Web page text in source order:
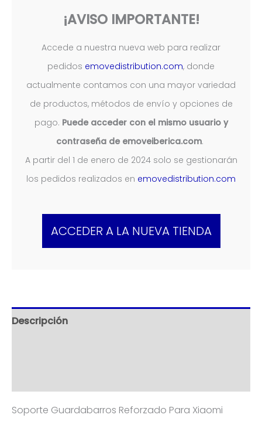
¡AVISO IMPORTANTE!
Accede a nuestra nueva web para realizar
pedidos emovedistribution.com, donde
actualmente contamos con una mayor variedad
de productos, métodos de envío y opciones de
pago. Puede acceder con el mismo usuario y
contraseña de emoveiberica.com.
A partir del 1 de enero de 2024 solo se gestionarán
los pedidos realizados en emovedistribution.com
ACCEDER A LA NUEVA TIENDA
Descripción
Soporte Guardabarros Reforzado Para Xiaomi